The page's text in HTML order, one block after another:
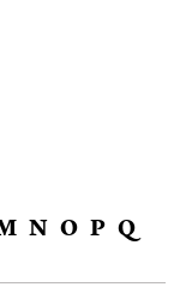
N O P Q